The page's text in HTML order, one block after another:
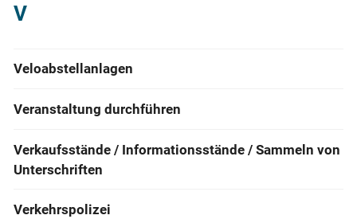
V
Veloabstellanlagen
Veranstaltung durchführen
Verkaufsstände / Informationsstände / Sammeln von
Unterschriften
Verkehrspolizei